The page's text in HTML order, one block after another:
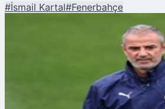
#İsmail Kartal#Fenerbahçe
İsmail Kartal'dan Fenerbahçe Açıklaması: